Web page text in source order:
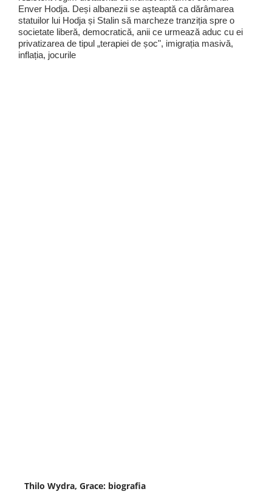
Enver Hodja. Deși albanezii se așteaptă ca dărâmarea
statuilor lui Hodja și Stalin să marcheze tranziția spre o
societate liberă, democratică, anii ce urmează aduc cu ei
privatizarea de tipul „terapiei de șoc", imigrația masivă,
inflația, jocurile
Thilo Wydra, Grace: biografia